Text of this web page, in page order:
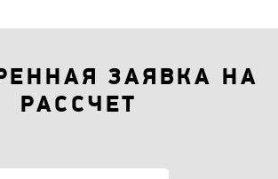
ЗАЯВКА НА
РАССЧЕТ